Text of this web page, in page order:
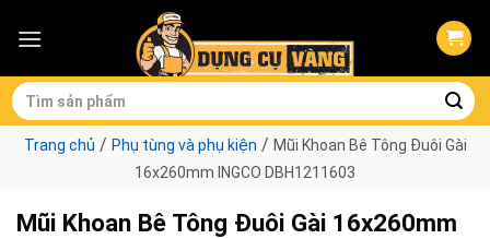
Tìm
kiếm:
Trang chủ / Phụ tùng và phụ kiện / Mũi Khoan Bê Tông Đuôi Gài
16x260mm INGCO DBH1211603
Mũi Khoan Bê Tông Đuôi Gài 16x260mm